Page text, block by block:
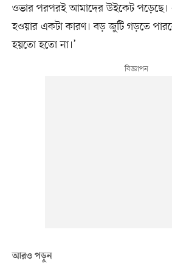
ওভার পরপরই আমাদের উইকেট পড়েছে।
হওয়ার একটা কারণ। বড় জুটি গড়তে
হয়তো হতো না।’
আরও পড়ুন